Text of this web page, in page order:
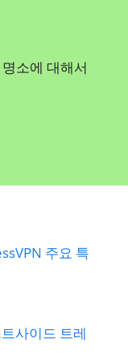
소에 대해서
주요 특
사이드 트레